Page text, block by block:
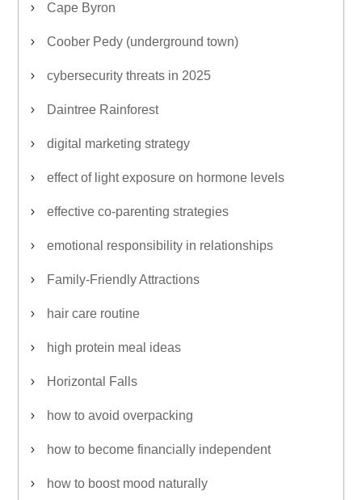
Cape Byron
Coober Pedy (underground town)
cybersecurity threats in 2025
Daintree Rainforest
digital marketing strategy
effect of light exposure on hormone levels
effective co-parenting strategies
emotional responsibility in relationships
Family-Friendly Attractions
hair care routine
high protein meal ideas
Horizontal Falls
how to avoid overpacking
how to become financially independent
how to boost mood naturally